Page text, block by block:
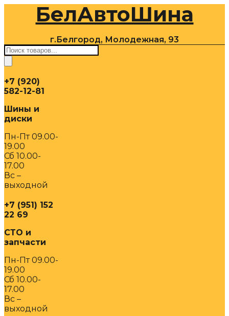
содержимомуБелАвтоШина
г.Белгород, Молодежная, 93
Поиск
товаров
+7 (920)
582-12-81
Шины и
диски
Пн-Пт 09.00-
19.00
Сб 10.00-
17.00
Вс –
выходной
+7 (951) 152
22 69
СТО и
запчасти
Пн-Пт 09.00-
19.00
Сб 10.00-
17.00
Вс –
выходной